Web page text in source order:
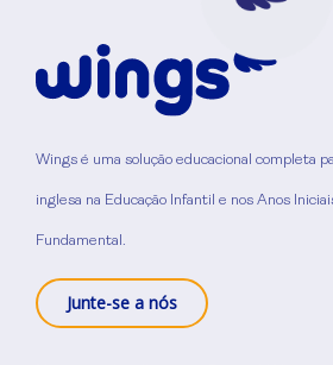
Wings é uma solução educacional completa
inglesa na Educação Infantil e nos Anos
Fundamental.
Junte-se a nós